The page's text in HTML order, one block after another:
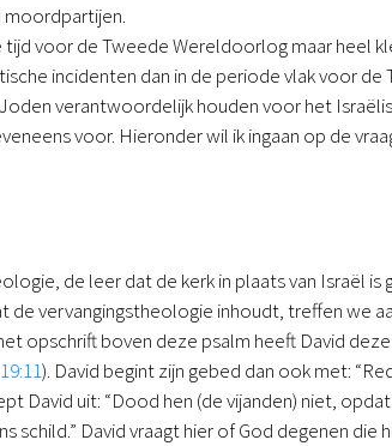
moordpartijen.
voor de Tweede Wereldoorlog maar heel
incidenten dan in de periode vlak voor
verantwoordelijk houden voor het
voor. Hieronder wil ik ingaan op de
de leer dat de kerk in plaats van Israël
vervangingstheologie inhoudt, treffen we
opschrift boven deze psalm heeft David
). David begint zijn gebed dan ook met:
David uit: “Dood hen (de vijanden) niet,
David vraagt hier of God degenen die